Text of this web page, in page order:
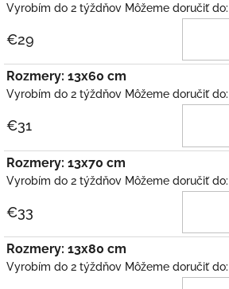
Vyrobím do 2 týždňov Môžeme doručiť do:
€29
Rozmery: 13x60 cm
Vyrobím do 2 týždňov Môžeme doručiť do:
€31
Rozmery: 13x70 cm
Vyrobím do 2 týždňov Môžeme doručiť do:
€33
Rozmery: 13x80 cm
Vyrobím do 2 týždňov Môžeme doručiť do: